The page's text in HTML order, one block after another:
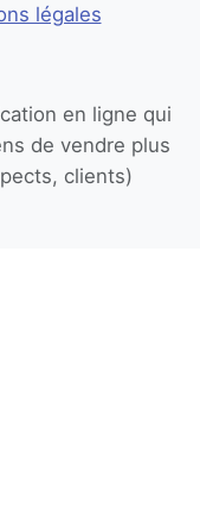
légales
en ligne qui
de vendre plus
clients)